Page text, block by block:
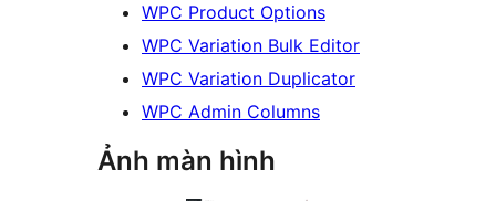
WPC Product Options
WPC Variation Bulk Editor
WPC Variation Duplicator
WPC Admin Columns
Ảnh màn hình